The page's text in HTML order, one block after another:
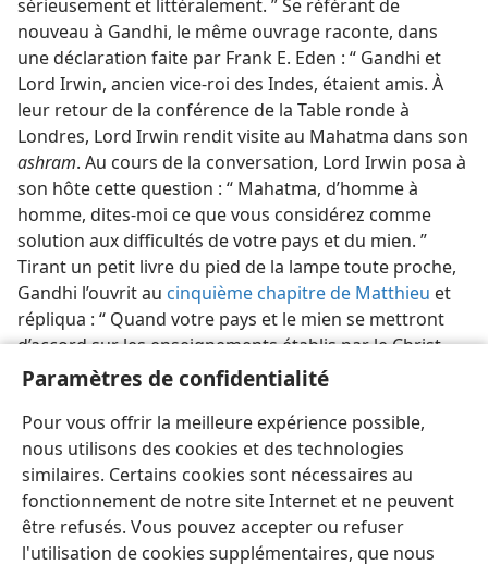
Paramètres de confidentialité
Pour vous offrir la meilleure expérience possible,
nous utilisons des cookies et des technologies
similaires. Certains cookies sont nécessaires au
fonctionnement de notre site Internet et ne peuvent
être refusés. Vous pouvez accepter ou refuser
l'utilisation de cookies supplémentaires, que nous
peut opérer chez tous
sérieusement et littéralement. ” Se référant de
nouveau à Gandhi, le même ouvrage raconte, dans
une déclaration faite par Frank E. Eden : “ Gandhi et
Lord Irwin, ancien vice-roi des Indes, étaient amis. À
leur retour de la conférence de la Table ronde à
Londres, Lord Irwin rendit visite au Mahatma dans son
ashram. Au cours de la conversation, Lord Irwin posa à
son hôte cette question : “ Mahatma, d’homme à
homme, dites-​moi ce que vous considérez comme
solution aux difficultés de votre pays et du mien. ”
Tirant un petit livre du pied de la lampe toute proche,
Gandhi l’ouvrit au cinquième chapitre de Matthieu et
répliqua : “ Quand votre pays et le mien se mettront
d’accord sur les enseignements établis par le Christ
dans ce Sermon sur la montagne, nous aurons résolu
du monde entier. ” Cela venait d’un Hindou ! ”
Français Partager Préférences